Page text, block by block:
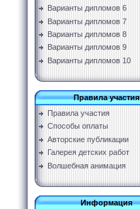
Варианты дипломов 6
Варианты дипломов 7
Варианты дипломов 8
Варианты дипломов 9
Варианты дипломов 10
Правила участия
Правила участия
Способы оплаты
Авторские публикации
Галерея детских работ
Волшебная анимация
Информация